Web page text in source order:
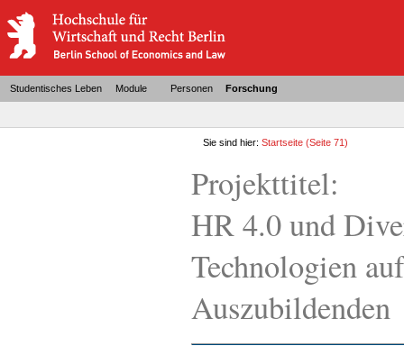
Studentisches Leben Module Personen Forschung
Sie sind hier:Startseite (Seite 71)
Projekttitel:
HR 4.0 und
Technologien
Auszubildenden